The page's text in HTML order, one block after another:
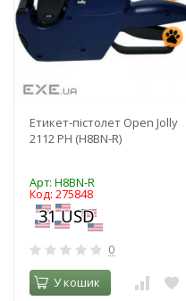
Етикет-пістолет Open Jolly
2112 PH (H8BN-R)
Арт: H8BN-R
Код: 275848
0
У кошик